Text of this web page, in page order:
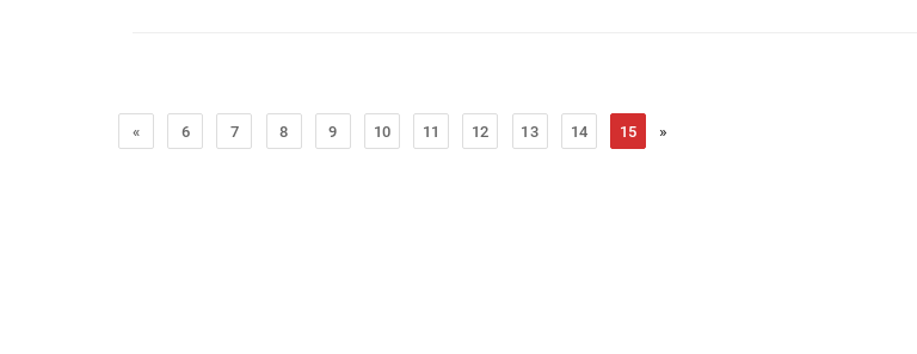
« 6 7 8 9 10 11 12 13 14 15 »